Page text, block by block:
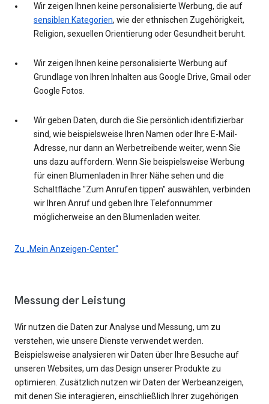
Wir zeigen Ihnen keine personalisierte Werbung, die auf
sensiblen Kategorien, wie der ethnischen Zugehörigkeit,
Religion, sexuellen Orientierung oder Gesundheit beruht.
Wir zeigen Ihnen keine personalisierte Werbung auf
Grundlage von Ihren Inhalten aus Google Drive, Gmail oder
Google Fotos.
Wir geben Daten, durch die Sie persönlich identifizierbar
sind, wie beispielsweise Ihren Namen oder Ihre E-Mail-
Adresse, nur dann an Werbetreibende weiter, wenn Sie
uns dazu auffordern. Wenn Sie beispielsweise Werbung
für einen Blumenladen in Ihrer Nähe sehen und die
Schaltfläche "Zum Anrufen tippen" auswählen, verbinden
wir Ihren Anruf und geben Ihre Telefonnummer
möglicherweise an den Blumenladen weiter.
Zu „Mein Anzeigen-Center“
Messung der Leistung
Wir nutzen die Daten zur Analyse und Messung, um zu
verstehen, wie unsere Dienste verwendet werden.
Beispielsweise analysieren wir Daten über Ihre Besuche auf
unseren Websites, um das Design unserer Produkte zu
optimieren. Zusätzlich nutzen wir Daten der Werbeanzeigen,
mit denen Sie interagieren, einschließlich Ihrer zugehörigen